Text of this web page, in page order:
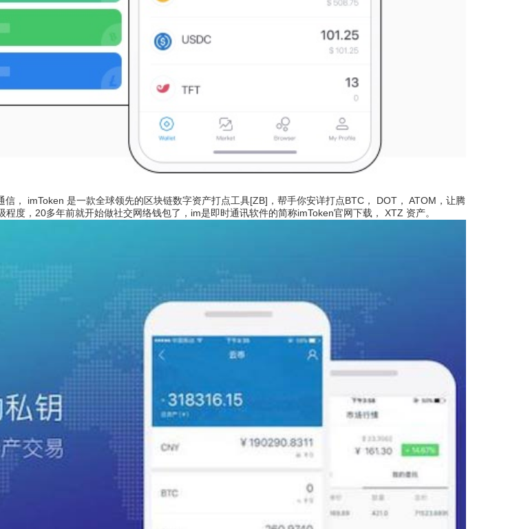
， imToken 是一款全球领先的区块链数字资产打点工具[ZB]，帮手你安详打点BTC， DOT， ATOM，让腾
度，20多年前就开始做社交网络钱包了，im是即时通讯软件的简称imToken官网下载， XTZ 资产。